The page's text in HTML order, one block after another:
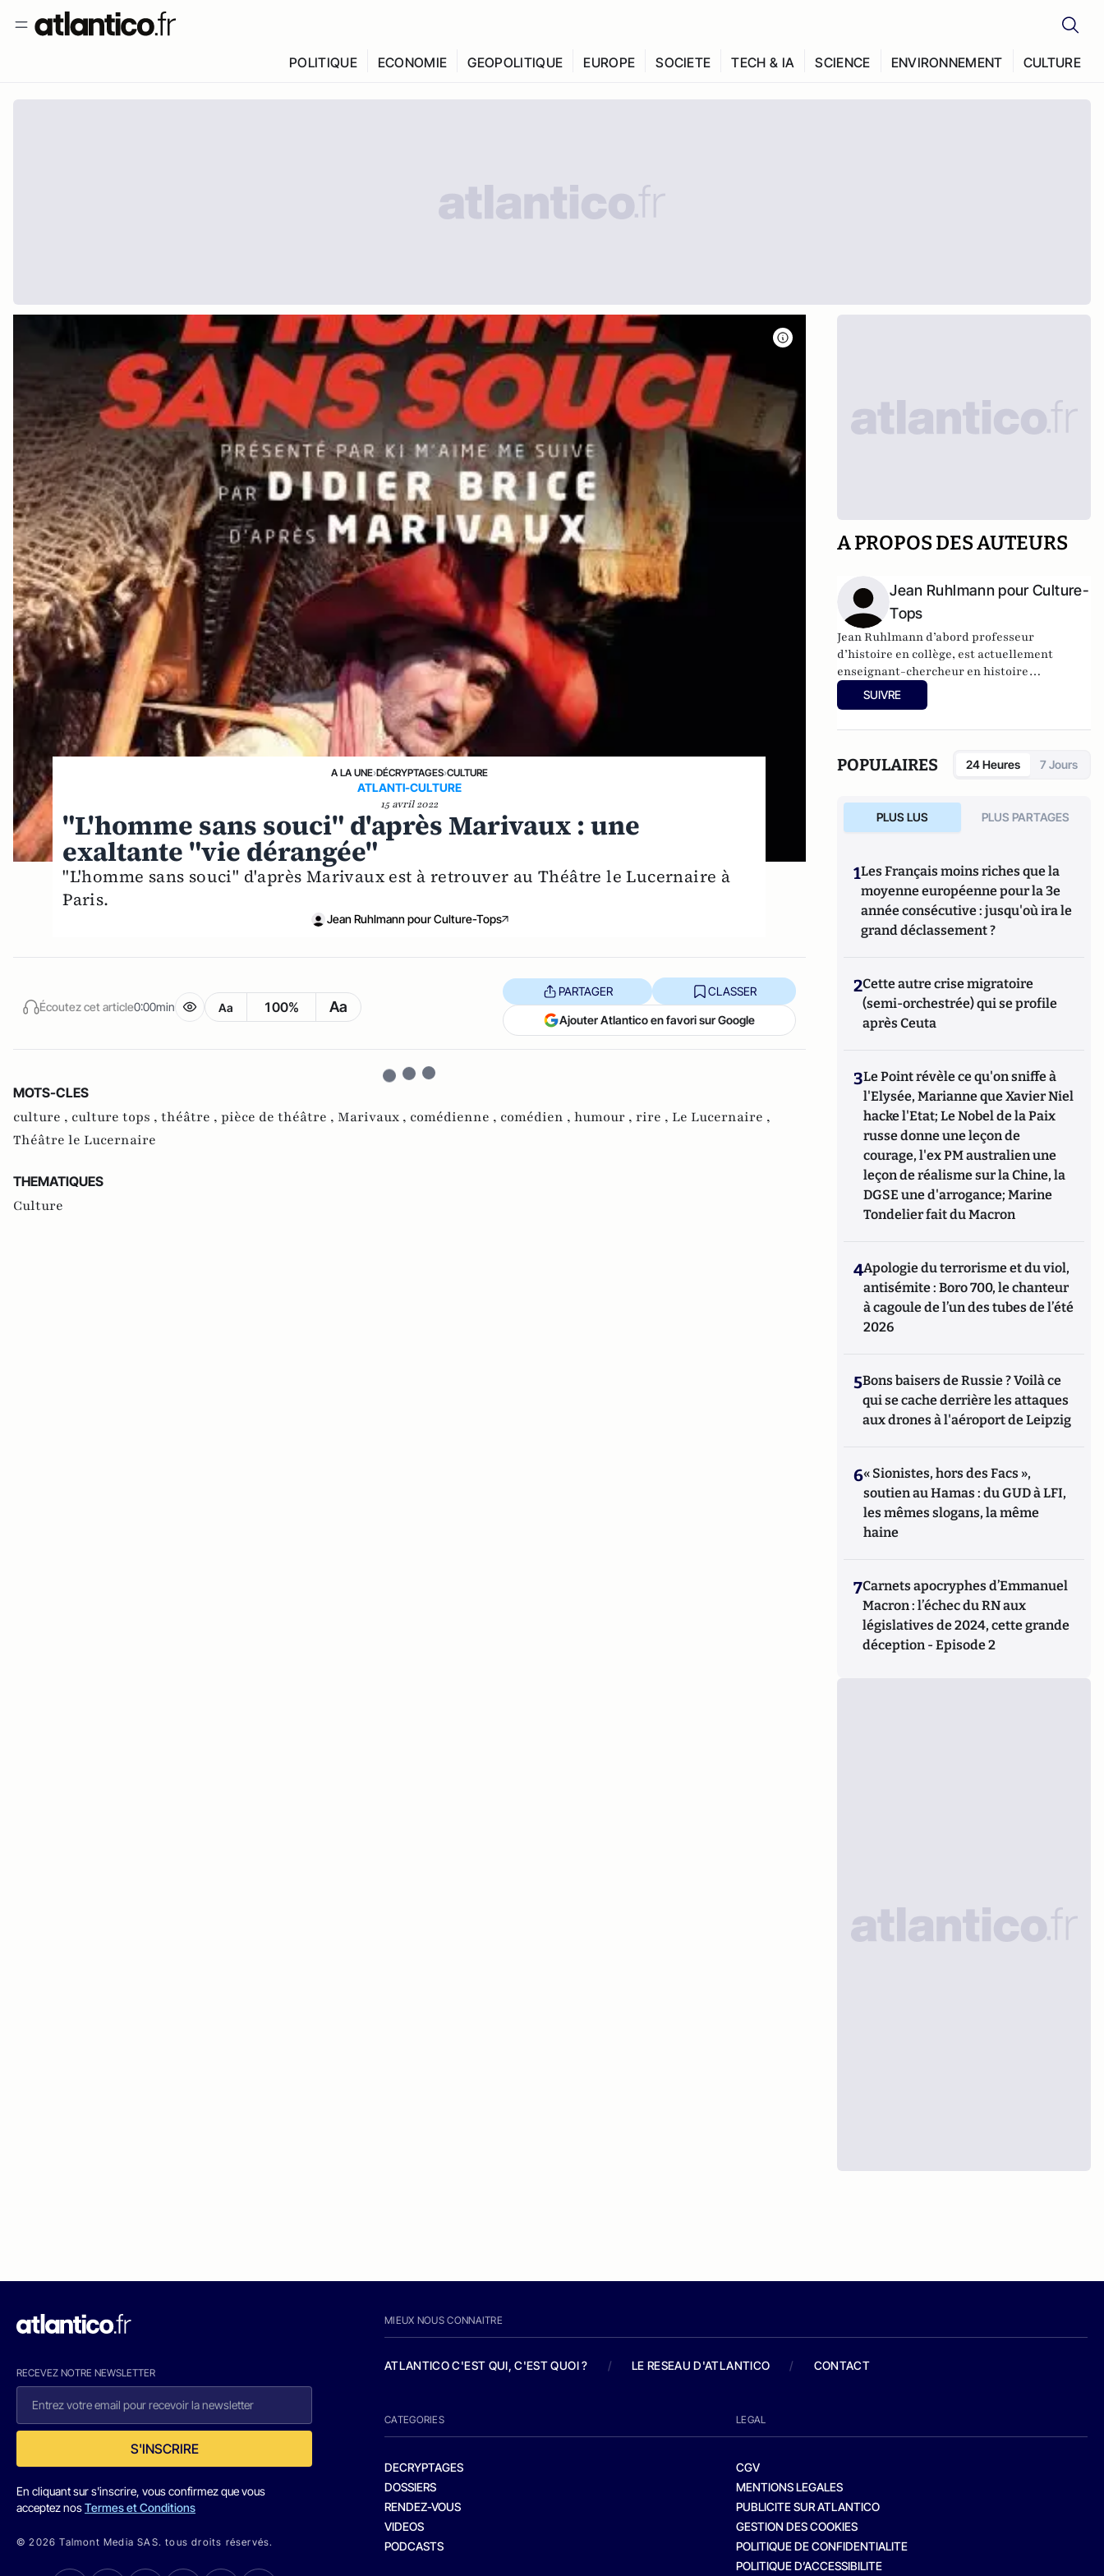
POLITIQUE ECONOMIE GEOPOLITIQUE EUROPE SOCIETE TECH & IA SCIENCE ENVIRONNEMENT CULTURE
A LA UNE›DÉCRYPTAGES›CULTURE
ATLANTI-CULTURE
15 avril 2022
"L'homme sans souci" d'après Marivaux : une
exaltante "vie dérangée"
"L'homme sans souci" d'après Marivaux est à retrouver au Théâtre le Lucernaire à
Paris.
Jean Ruhlmann pour Culture-Tops
Écoutez cet article0:00min Aa 100% Aa
PARTAGER CLASSER
Ajouter Atlantico en favori sur Google
MOTS-CLES
culture , culture tops , théâtre , pièce de théâtre , Marivaux , comédienne , comédien , humour , rire , Le Lucernaire ,
Théâtre le Lucernaire
THEMATIQUES
Culture
A PROPOS DES AUTEURS
Jean Ruhlmann pour Culture-
Tops
Jean Ruhlmann d’abord professeur
d’histoire en collège, est actuellement
enseignant-chercheur en histoire
contemporaine à l’université de Lille –
Charles de Gaulle. Le théâtre est une
aux séries télévisées. Il est, avec Charles
Edouard Aubry, co-animateur de la rubrique
Culture-Tops.
SUIVRE
POPULAIRES 24 Heures 7 Jours
PLUS LUS PLUS PARTAGES
1Les Français moins riches que la
moyenne européenne pour la 3e
année consécutive : jusqu'où ira le
grand déclassement ?
2Cette autre crise migratoire
(semi-orchestrée) qui se profile
après Ceuta
3Le Point révèle ce qu'on sniffe à
l'Elysée, Marianne que Xavier Niel
hacke l'Etat; Le Nobel de la Paix
russe donne une leçon de
courage, l'ex PM australien une
leçon de réalisme sur la Chine, la
DGSE une d'arrogance; Marine
Tondelier fait du Macron
4Apologie du terrorisme et du viol,
antisémite : Boro 700, le chanteur
à cagoule de l’un des tubes de l’été
2026
5Bons baisers de Russie ? Voilà ce
qui se cache derrière les attaques
aux drones à l'aéroport de Leipzig
6« Sionistes, hors des Facs »,
soutien au Hamas : du GUD à LFI,
les mêmes slogans, la même
haine
7Carnets apocryphes d’Emmanuel
Macron : l’échec du RN aux
législatives de 2024, cette grande
déception - Episode 2
RECEVEZ NOTRE NEWSLETTER
S'INSCRIRE
En cliquant sur s'inscrire, vous confirmez que vous
acceptez nosTermes et Conditions
© 2026 Talmont Media SAS. tous droits réservés.
MIEUX NOUS CONNAITRE
ATLANTICO C'EST QUI, C'EST QUOI ? / LE RESEAU D'ATLANTICO / CONTACT
CATEGORIES
DECRYPTAGES
DOSSIERS
RENDEZ-VOUS
VIDEOS
PODCASTS
LEGAL
CGV
MENTIONS LEGALES
PUBLICITE SUR ATLANTICO
GESTION DES COOKIES
POLITIQUE DE CONFIDENTIALITE
POLITIQUE D’ACCESSIBILITE